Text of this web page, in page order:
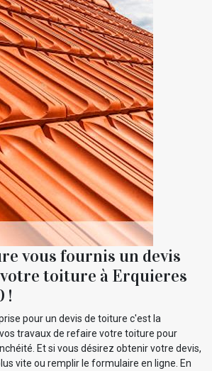
vous fournis un devis
toiture à Erquieres
!
pour un devis de toiture c'est la
travaux de refaire votre toiture pour
Et si vous désirez obtenir votre devis,
vite ou remplir le formulaire en ligne. En